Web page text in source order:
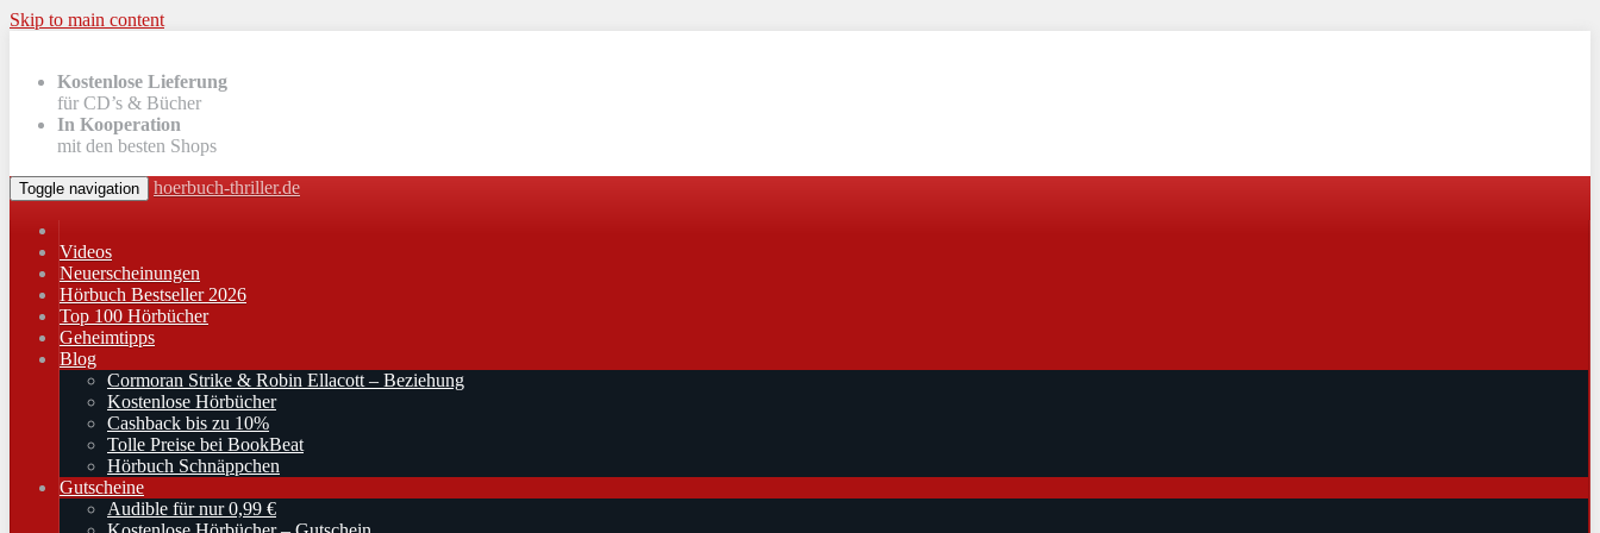
Skip to main content
Kostenlose Lieferung
für CD’s & Bücher
In Kooperation
mit den besten Shops
Toggle navigation hoerbuch-thriller.de
Videos
Neuerscheinungen
Hörbuch Bestseller 2026
Top 100 Hörbücher
Geheimtipps
Blog
Cormoran Strike & Robin Ellacott – Beziehung
Kostenlose Hörbücher
Cashback bis zu 10%
Tolle Preise bei BookBeat
Hörbuch Schnäppchen
Gutscheine
Audible für nur 0,99 €